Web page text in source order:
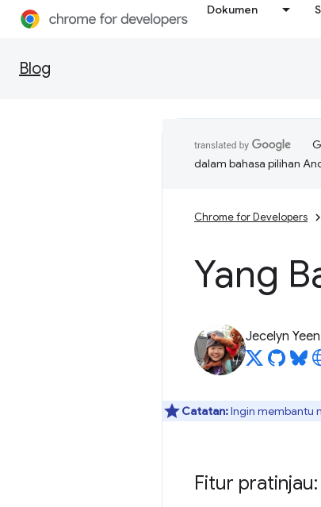
Dokumen
Blog
dalam bahasa pilihan
Chrome for Developers
Yang
Jecelyn Yeen
Catatan:Ingin membantu
Fitur pratinjau: